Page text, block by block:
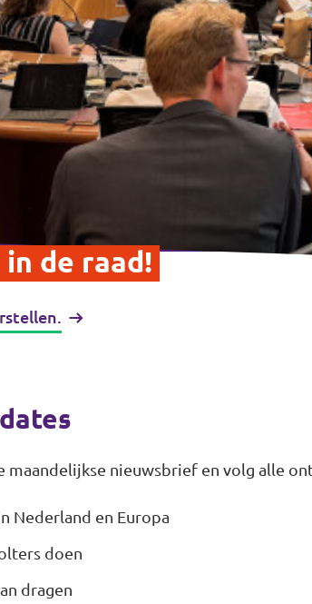
de raad!
maandelijkse nieuwsbrief en volg alle
Nederland en Europa
doen
dragen